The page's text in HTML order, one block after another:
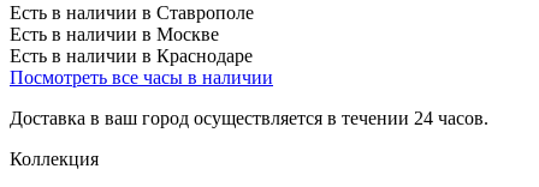
Есть в наличии в Ставрополе
Есть в наличии в Москве
Есть в наличии в Краснодаре
Посмотреть все часы в наличии
Доставка в ваш город осуществляется в течении 24 часов.
Коллекция